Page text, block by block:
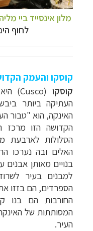
מלון אינסייד ביי
לחוף
קוסקו והעמק
קוסקו (
Cusco
)
העתיקה ביותר
האינקה, הוא "טבור
הקדושה הזו מרכז
הסלולות לארבעת
האלים ובה נערכו
בנויים מאותן אבנים
למבנים בעיר
הספרדים, הם בזזו
החורבות הם בנו
המסותתות של האינקה
העיר.